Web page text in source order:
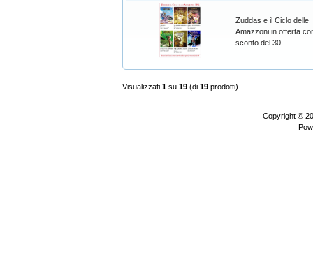
Zuddas e il Ciclo delle
Amazzoni in offerta
sconto del 30
Visualizzati 1 su 19 (di 19 prodotti)
Copyright ©